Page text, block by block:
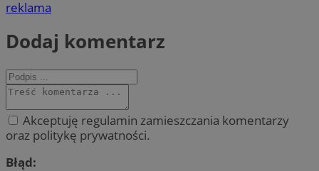
reklama
Dodaj komentarz
Akceptuję regulamin zamieszczania komentarzy
oraz politykę prywatności.
Błąd: